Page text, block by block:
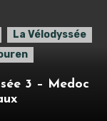
La Vélodyssée
3 – Medoc